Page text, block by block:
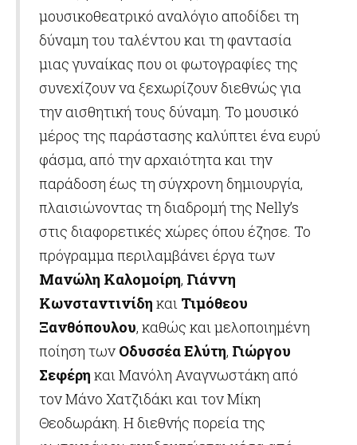
μουσικοθεατρικό αναλόγιο αποδίδει τη
δύναμη του ταλέντου και τη φαντασία
μιας γυναίκας που οι φωτογραφίες της
συνεχίζουν να ξεχωρίζουν διεθνώς για
την αισθητική τους δύναμη. Το μουσικό
μέρος της παράστασης καλύπτει ένα ευρύ
φάσμα, από την αρχαιότητα και την
παράδοση έως τη σύγχρονη δημιουργία,
πλαισιώνοντας τη διαδρομή της Nelly’s
στις διαφορετικές χώρες όπου έζησε. Το
πρόγραμμα περιλαμβάνει έργα των
Μανώλη Καλομοίρη, Γιάννη
Κωνσταντινίδη και Τιμόθεου
Ξανθόπουλου, καθώς και μελοποιημένη
ποίηση των Οδυσσέα Ελύτη, Γιώργου
Σεφέρη και Μανόλη Αναγνωστάκη από
τον Μάνο Χατζιδάκι και τον Μίκη
Θεοδωράκη. Η διεθνής πορεία της